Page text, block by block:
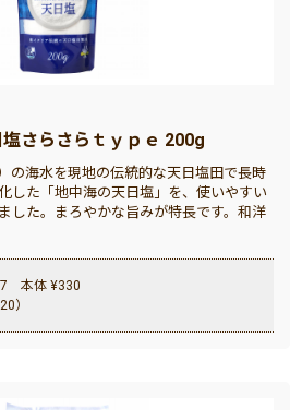
さらさらｔｙｐｅ 200g
の海水を現地の伝統的な天日塩田で長時
した「地中海の天日塩」を、使いやすい
した。まろやかな旨みが特長です。和洋
本体 ¥330
）